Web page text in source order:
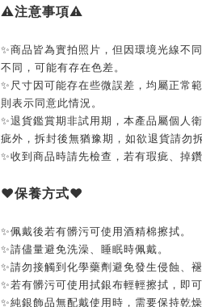
⚠️注意事項⚠️
✨商品皆為實拍照片，但因環境光線不
不同，可能有存在色差。
✨尺寸因可能存在些微誤差，均屬正常
則表示同意此情況。
✨退貨鑑賞期非試用期，本產品屬個人
疵外，拆封後無猶豫期，如欲退貨請勿拆
✨收到商品時請先檢查，若有瑕疵、掉
❤️保養方式❤️
✨佩戴後若有髒污可使用酒精棉擦拭。
✨請儘量避免洗澡、睡眠時佩戴。
✨請勿接觸到化學藥劑避免發生侵蝕、褪
✨若有髒污可使用拭銀布輕輕擦拭，即可
✨純銀飾品無配戴使用時，需要保持乾